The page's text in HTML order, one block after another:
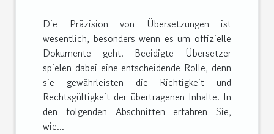
Die Präzision von Übersetzungen ist
wesentlich, besonders wenn es um offizielle
Dokumente geht. Beeidigte Übersetzer
spielen dabei eine entscheidende Rolle, denn
sie gewährleisten die Richtigkeit und
Rechtsgültigkeit der übertragenen Inhalte. In
den folgenden Abschnitten erfahren Sie,
wie...